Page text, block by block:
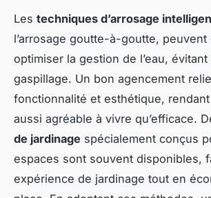
Les techniques d’arrosage
l’arrosage goutte-à-goutte, peuvent
optimiser la gestion de l’eau, évitant
gaspillage. Un bon agencement
fonctionnalité et esthétique,
aussi agréable à vivre qu’efficace.
de jardinage spécialement conçus
espaces sont souvent disponibles,
expérience de jardinage tout en